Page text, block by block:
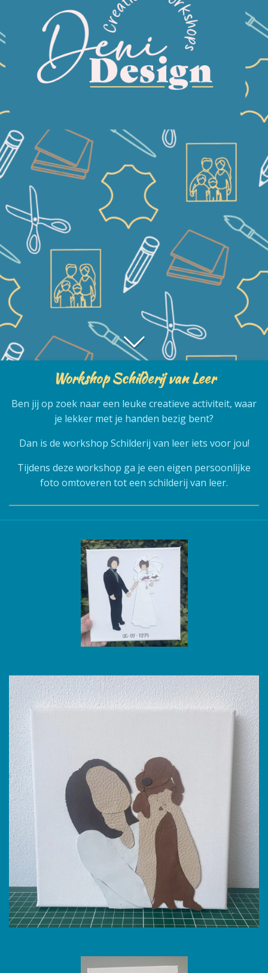
Workshop Schilderij van Leer
Ben jij op zoek naar een leuke creatieve activiteit, waar
je lekker met je handen bezig bent?
Dan is de workshop Schilderij van leer iets voor jou!
Tijdens deze workshop ga je een eigen persoonlijke
foto omtoveren tot een schilderij van leer.